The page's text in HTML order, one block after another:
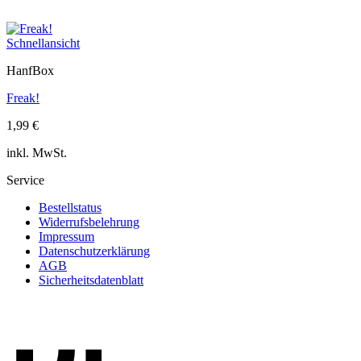
Schnellansicht
HanfBox
Freak!
1,99 €
inkl. MwSt.
Service
Bestellstatus
Widerrufsbelehrung
Impressum
Datenschutzerklärung
AGB
Sicherheitsdatenblatt